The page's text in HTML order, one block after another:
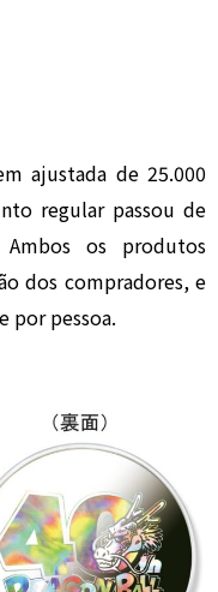
ajustada de 25.000
regular passou de
Ambos os produtos
dos compradores, e
por pessoa.